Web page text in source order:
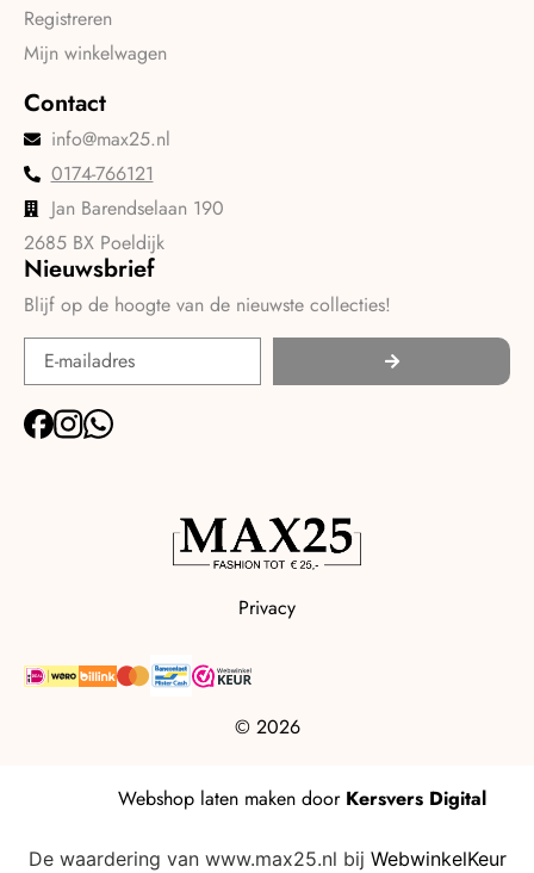
Registreren
Mijn winkelwagen
Contact
info@max25.nl
0174-766121
Jan Barendselaan 190
2685 BX Poeldijk
Nieuwsbrief
Blijf op de hoogte van de nieuwste collecties!
Privacy
© 2026
Webshop laten maken door Kersvers Digital
De waardering van www.max25.nl bij WebwinkelKeur